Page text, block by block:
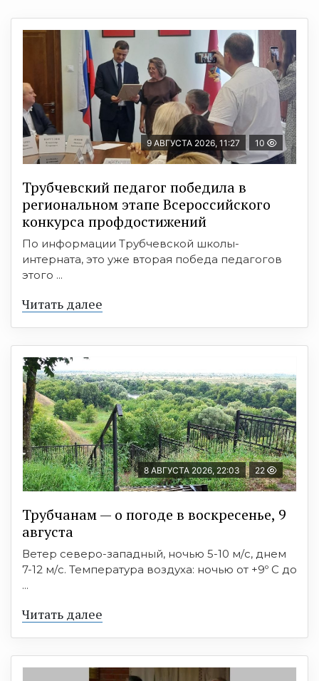
9 АВГУСТА 2026, 11:27 10
Трубчевский педагог победила в
региональном этапе Всероссийского
конкурса профдостижений
По информации Трубчевской школы-
интерната, это уже вторая победа педагогов
этого ...
Читать далее
8 АВГУСТА 2026, 22:03 22
Трубчанам — о погоде в воскресенье, 9
августа
Ветер северо-западный, ночью 5-10 м/с, днем
7-12 м/с. Температура воздуха: ночью от +9º C до
...
Читать далее